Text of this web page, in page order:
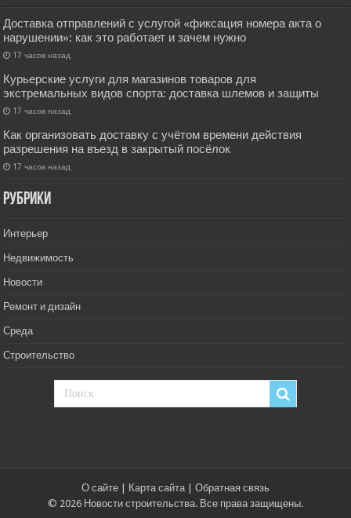
Доставка отправлений с услугой «фиксация номера акта о
нарушении»: как это работает и зачем нужно
17 часов назад
Курьерские услуги для магазинов товаров для
экстремальных видов спорта: доставка шлемов и защиты
17 часов назад
Как организовать доставку с учётом времени действия
разрешения на въезд в закрытый посёлок
17 часов назад
РУбрики
Интерьер
Недвижимость
Новости
Ремонт и дизайн
Среда
Строительство
О сайте Карта сайта| Обратная связь
© 2026 Новости строительства. Все права защищены.